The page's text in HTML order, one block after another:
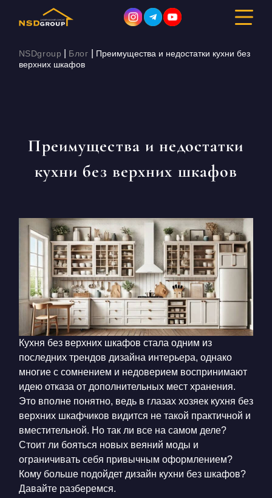
СТРОИТЕЛЬСТВО
ПОРТФОЛИО
О КОМПАНИИ
КОНТАКТЫ
БЛОГ
RU UK
+380671500551
Заказать звонок сейчас
NSDgroup Блог
Преимущества и недостатки кухни без
верхних шкафов
Преимущества и недостатки
кухни без верхних шкафов
Кухня без верхних шкафов стала одним из
последних трендов дизайна интерьера, однако
многие с сомнением и недоверием воспринимают
идею отказа от дополнительных мест хранения.
Это вполне понятно, ведь в глазах хозяек кухня без
верхних шкафчиков видится не такой практичной и
вместительной. Но так ли все на самом деле?
Стоит ли бояться новых веяний моды и
ограничивать себя привычным оформлением?
Кому больше подойдет дизайн кухни без шкафов?
Давайте разберемся.